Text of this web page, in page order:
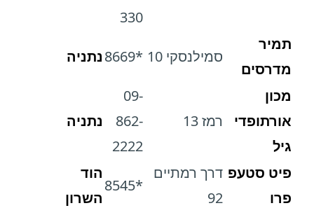
330
תמיר
מדרסים
סמילנסקי 10 *8669 נתניה
מכון
אורתופדי
גיל
רמז 13
09-
862-
2222
נתניה
פיט סטעפ
פרו
דרך רמתיים
92
*8545
הוד
השרון